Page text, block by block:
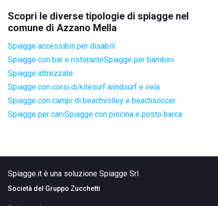
Scopri le diverse tipologie di spiagge nel
comune di Azzano Mella
Spiagge accessibili per disabili
Spiagge con bar e ristoranteSpiagge per bambini
Spiagge attrezzate
Spiagge con corsi di kitesurf windsurf e vela
Spiagge con campi di beachvolley e beachsoccer
Spiagge per caniSpiagge con piscina e posto barca
Spiagge.it è una soluzione Spiagge Srl
Società del Gruppo Zucchetti